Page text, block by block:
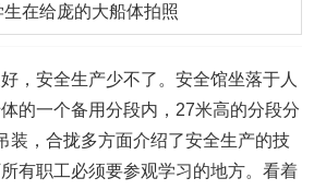
生在给庞的大船体拍照
，安全生产少不了。安全馆坐落于人
的一个备用分段内，27米高的分段分
装，合拢多方面介绍了安全生产的技
有职工必须要参观学习的地方。看着